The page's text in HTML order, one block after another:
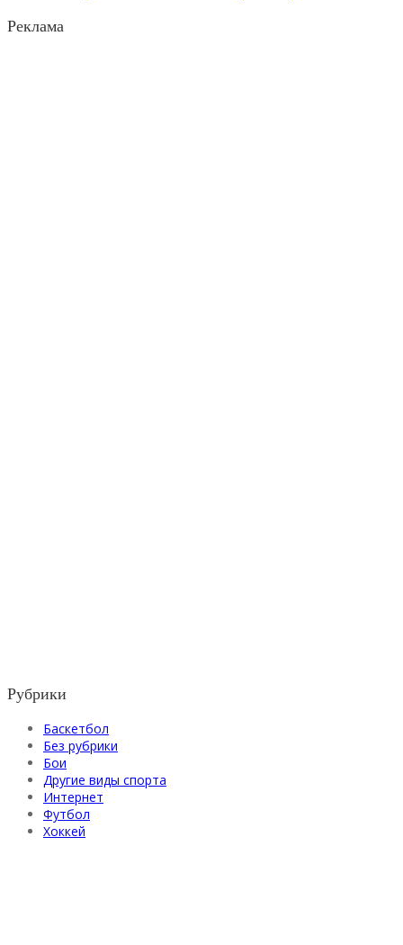
Реклама
Рубрики
Баскетбол
Без рубрики
Бои
Другие виды спорта
Интернет
Футбол
Хоккей